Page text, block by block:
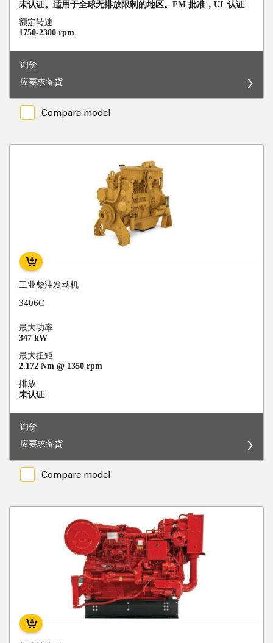
未认证。适用于全球无排放限制的地区。FM 批准，UL 认证
额定转速
1750-2300 rpm
询价
应要求备货
Compare model
工业柴油发动机
3406C
最大功率
347 kW
最大扭矩
2.172 Nm @ 1350 rpm
排放
未认证
询价
应要求备货
Compare model